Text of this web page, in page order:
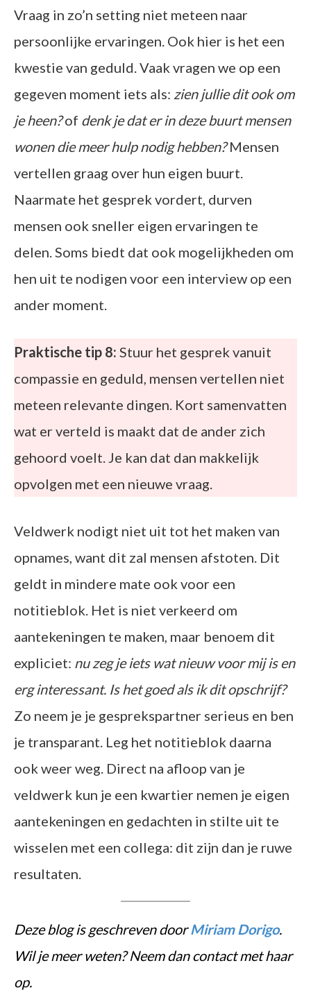
Vraag in zo’n setting niet meteen naar
persoonlijke ervaringen. Ook hier is het een
kwestie van geduld. Vaak vragen we op een
gegeven moment iets als: zien jullie dit ook om
je heen?of denk je dat er in deze buurt mensen
wonen die meer hulp nodig hebben?Mensen
vertellen graag over hun eigen buurt.
Naarmate het gesprek vordert, durven
mensen ook sneller eigen ervaringen te
delen. Soms biedt dat ook mogelijkheden om
hen uit te nodigen voor een interview op een
ander moment.
Praktische tip 8: Stuur het gesprek vanuit
compassie en geduld, mensen vertellen niet
meteen relevante dingen. Kort samenvatten
wat er verteld is maakt dat de ander zich
gehoord voelt. Je kan dat dan makkelijk
opvolgen met een nieuwe vraag.
Veldwerk nodigt niet uit tot het maken van
opnames, want dit zal mensen afstoten. Dit
geldt in mindere mate ook voor een
notitieblok. Het is niet verkeerd om
aantekeningen te maken, maar benoem dit
expliciet: nu zeg je iets wat nieuw voor mij is en
erg interessant. Is het goed als ik dit opschrijf?
Zo neem je je gesprekspartner serieus en ben
je transparant. Leg het notitieblok daarna
ook weer weg. Direct na afloop van je
veldwerk kun je een kwartier nemen je eigen
aantekeningen en gedachten in stilte uit te
wisselen met een collega: dit zijn dan je ruwe
resultaten.
Deze blog is geschreven doorMiriam Dorigo.
Wil je meer weten? Neem dan contact met haar
op.